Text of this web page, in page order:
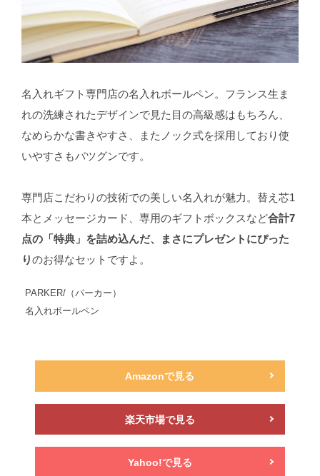
名入れギフト専門店の名入れボールペン。フランス生ま
れの洗練されたデザインで見た目の高級感はもちろん、
なめらかな書きやすさ、またノック式を採用しており使
いやすさもバツグンです。
専門店こだわりの技術での美しい名入れが魅力。替え芯1
本とメッセージカード、専用のギフトボックスなど合計7
点の「特典」を詰め込んだ、まさにプレゼントにぴった
りのお得なセットですよ。
PARKER/（パーカー）
名入れボールペン
Amazonで見る
楽天市場で見る
Yahoo!で見る